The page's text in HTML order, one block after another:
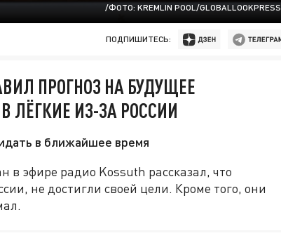
/ФОТО: KREMLIN POOL/GLOBALLOOKPRESS
ПОДПИШИТЕСЬ:
ПРОГНОЗ НА БУДУЩЕЕ
ЛЁГКИЕ ИЗ-ЗА РОССИИ
в ближайшее время
эфире радио Kossuth рассказал, что
не достигли своей цели. Кроме того, они